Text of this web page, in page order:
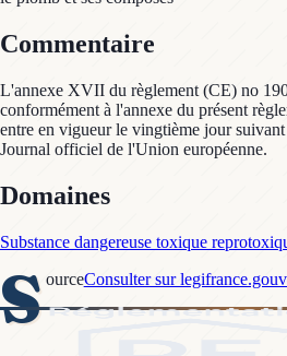
Commentaire
L'annexe XVII du règlement (CE) no
conformément à l'annexe du présent
entre en vigueur le vingtième jour
Journal officiel de l'Union européenne.
Domaines
Substance dangereuse toxique
S ourceConsulter sur